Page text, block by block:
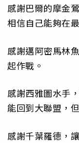
感謝巴爾的摩金
相信自己能夠在
感謝邁阿密馬林
起作戰。
感謝西雅圖水手
能回到大聯盟，
感謝千葉羅德，